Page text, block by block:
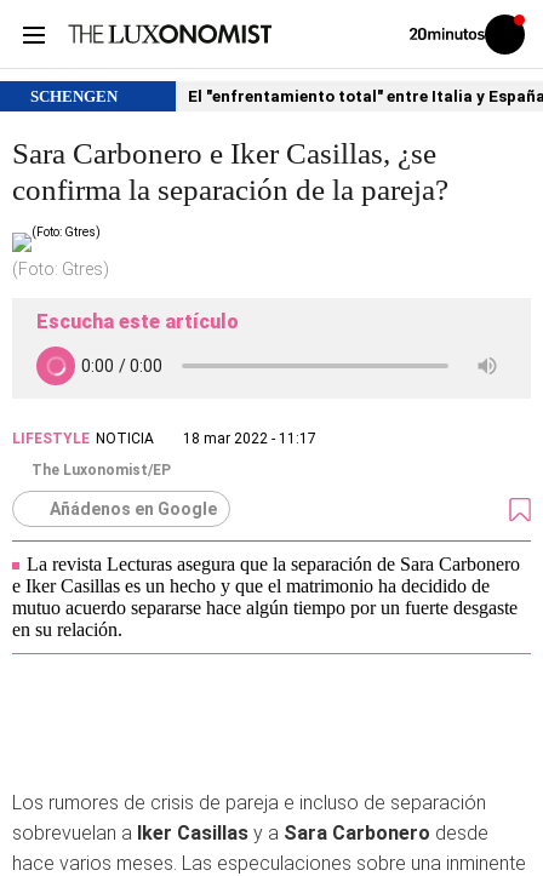
Volver
Iniciar
sesión
SCHENGEN El "enfrentamiento total" entre Italia y
Sara Carbonero e Iker Casillas, ¿se
confirma la separación de la pareja?
(Foto: Gtres)
Escucha este artículo
LIFESTYLE NOTICIA
18 mar 2022 - 11:17
The Luxonomist/EP
Añádenos en Google
La revista Lecturas asegura que la separación de Sara Carbonero
e Iker Casillas es un hecho y que el matrimonio ha decidido de
mutuo acuerdo separarse hace algún tiempo por un fuerte desgaste
en su relación.
Los rumores de crisis de pareja e incluso de separación
sobrevuelan a Iker Casillas y a Sara Carbonero desde
hace varios meses. Las especulaciones sobre una inminente